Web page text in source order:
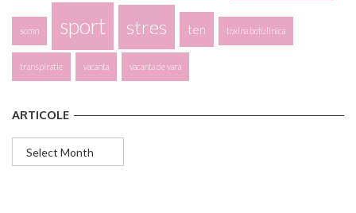
somn sport stres ten toxina botulinica
transpiratie vacanta vacanta de vara
ARTICOLE
Articole